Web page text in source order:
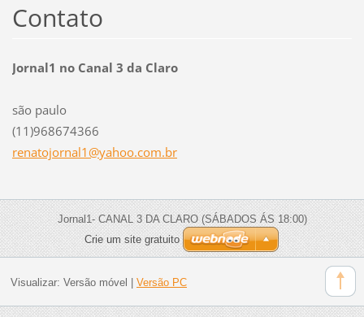
Contato
Jornal1 no Canal 3 da Claro
são paulo
(11)968674366
renatojornal1@yahoo.com.br
Jornal1- CANAL 3 DA CLARO (SÁBADOS ÁS 18:00)
Crie um site gratuito
Visualizar: Versão móvel | Versão PC